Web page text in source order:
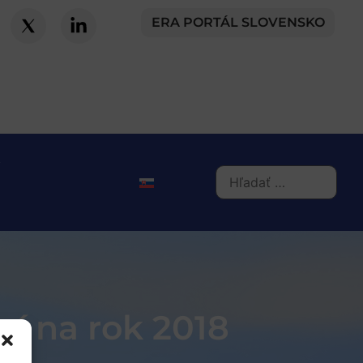
ERA PORTÁL SLOVENSKO
na rok 2018